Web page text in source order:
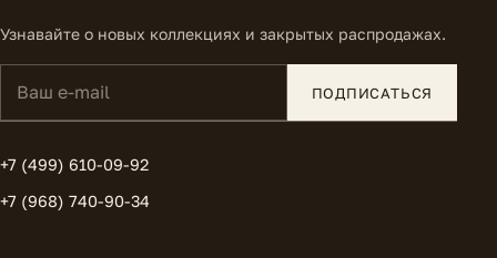
Узнавайте о новых коллекциях и закрытых распродажах.
ПОДПИСАТЬСЯ
+7 (499) 610-09-92
+7 (968) 740-90-34